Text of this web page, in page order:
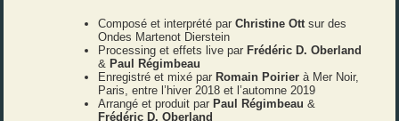
Composé et interprété parChristine Ott sur des
Ondes Martenot Dierstein
Processing et effets live par Frédéric D. Oberland
& Paul Régimbeau
Enregistré et mixé par Romain Poirier à Mer Noir,
Paris, entre l’hiver 2018 et l’automne 2019
Arrangé et produit par Paul Régimbeau &
Frédéric D. Oberland